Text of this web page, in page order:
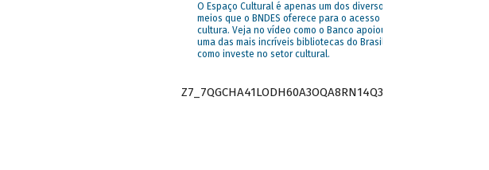
O Espaço Cultural é apenas um dos diversos
meios que o BNDES oferece para o acesso à
cultura. Veja no vídeo como o Banco apoiou
uma das mais incríveis bibliotecas do Brasil e
como investe no setor cultural.
Z7_7QGCHA41LODH60A3OQA8RN14Q3